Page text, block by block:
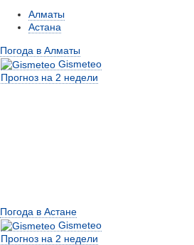
Алматы
Астана
Погода в Алматы
Gismeteo
Прогноз на 2 недели
Погода в Астане
Gismeteo
Прогноз на 2 недели